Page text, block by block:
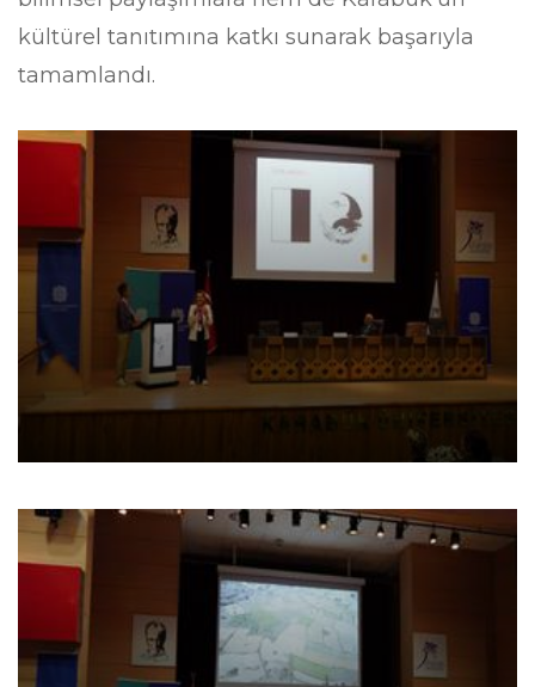
kültürel tanıtımına katkı sunarak başarıyla
tamamlandı.